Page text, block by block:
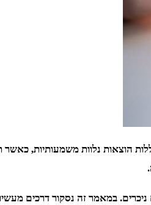
הוצאות נלוות משמעותיות,
במאמר זה נסקור דרכים